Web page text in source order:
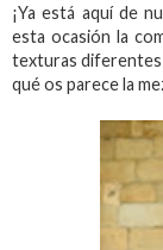
¡Ya está aquí de
esta ocasión la
texturas diferentes
qué os parece la